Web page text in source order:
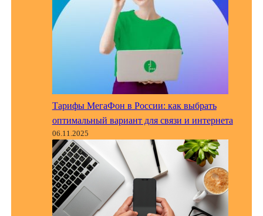
Тарифы МегаФон в России: как выбрать
оптимальный вариант для связи и интернета
06.11.2025